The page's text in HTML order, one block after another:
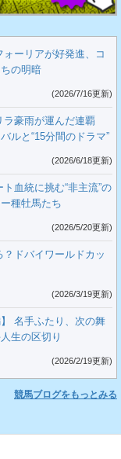
ォーリアが好発進、コ
の明暗
(2026/7/16更新)
ラ豪雨が運んだ連覇
と“15分間のドラマ”
(2026/6/18更新)
血統に挑む“非主流”の
種牡馬たち
(2026/5/20更新)
？ドバイワールドカッ
(2026/3/19更新)
名手ふたり、次の舞
生の区切り
(2026/2/19更新)
競馬ブログをもっとみる